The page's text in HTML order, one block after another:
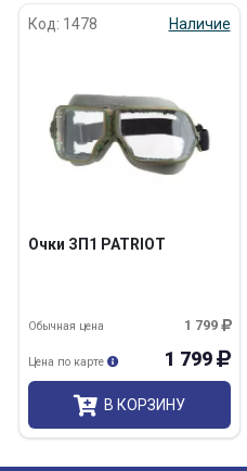
Код: 1478 Наличие
Очки ЗП1 PATRIOT
1 799
Обычная цена
1 799
Цена по карте
В КОРЗИНУ